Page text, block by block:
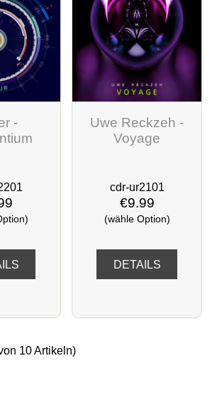
-
Uwe Reckzeh -
Voyage
cdr-ur2101
€9.99
(wähle Option)
DETAILS
10Artikeln)